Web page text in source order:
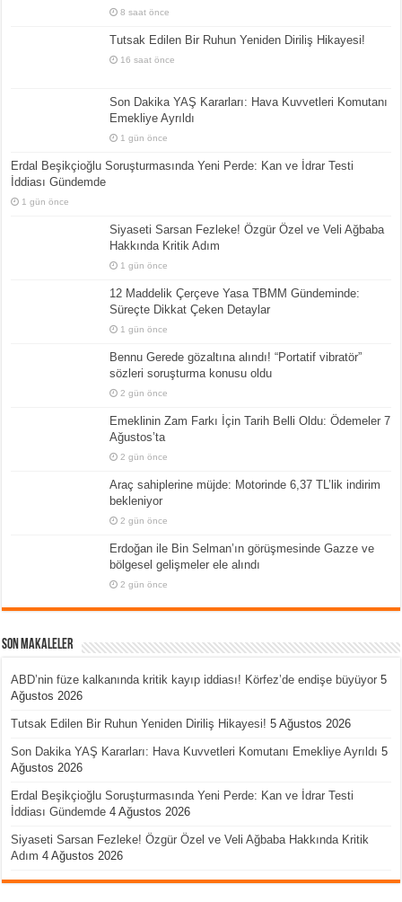
8 saat önce
Tutsak Edilen Bir Ruhun Yeniden Diriliş Hikayesi!
16 saat önce
Son Dakika YAŞ Kararları: Hava Kuvvetleri Komutanı
Emekliye Ayrıldı
1 gün önce
Erdal Beşikçioğlu Soruşturmasında Yeni Perde: Kan ve İdrar Testi
İddiası Gündemde
1 gün önce
Siyaseti Sarsan Fezleke! Özgür Özel ve Veli Ağbaba
Hakkında Kritik Adım
1 gün önce
12 Maddelik Çerçeve Yasa TBMM Gündeminde:
Süreçte Dikkat Çeken Detaylar
1 gün önce
Bennu Gerede gözaltına alındı! “Portatif vibratör”
sözleri soruşturma konusu oldu
2 gün önce
Emeklinin Zam Farkı İçin Tarih Belli Oldu: Ödemeler 7
Ağustos’ta
2 gün önce
Araç sahiplerine müjde: Motorinde 6,37 TL’lik indirim
bekleniyor
2 gün önce
Erdoğan ile Bin Selman’ın görüşmesinde Gazze ve
bölgesel gelişmeler ele alındı
2 gün önce
Son Makaleler
ABD’nin füze kalkanında kritik kayıp iddiası! Körfez’de endişe büyüyor 5
Ağustos 2026
Tutsak Edilen Bir Ruhun Yeniden Diriliş Hikayesi! 5 Ağustos 2026
Son Dakika YAŞ Kararları: Hava Kuvvetleri Komutanı Emekliye Ayrıldı 5
Ağustos 2026
Erdal Beşikçioğlu Soruşturmasında Yeni Perde: Kan ve İdrar Testi
İddiası Gündemde 4 Ağustos 2026
Siyaseti Sarsan Fezleke! Özgür Özel ve Veli Ağbaba Hakkında Kritik
Adım 4 Ağustos 2026